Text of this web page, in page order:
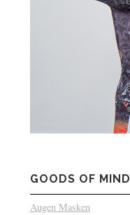
GOODS OF MIND
Augen Masken